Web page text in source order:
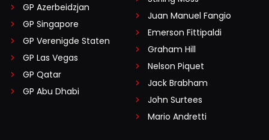
GP Azerbeidzjan
GP Singapore
GP Verenigde Staten
GP Las Vegas
GP Qatar
GP Abu Dhabi
Juan Manuel Fangio
Emerson Fittipaldi
Graham Hill
Nelson Piquet
Jack Brabham
John Surtees
Mario Andretti